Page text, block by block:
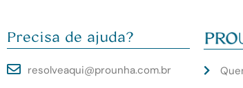
Precisa de ajuda?
resolveaqui@prounha.com.br